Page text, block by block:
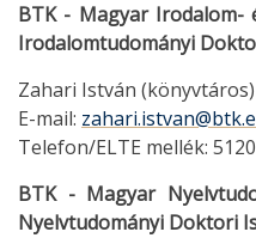
BTK - Magyar Irodalom-
Irodalomtudományi
Zahari István (könyvtáros)
E-mail:
Telefon/ELTE mellék: 5120
BTK - Magyar
Nyelvtudományi Doktori